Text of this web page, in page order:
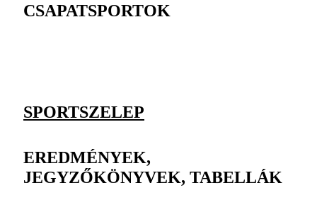
CSAPATSPORTOK
SPORTSZELEP
EREDMÉNYEK,
JEGYZŐKÖNYVEK, TABELLÁK